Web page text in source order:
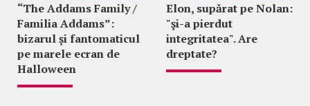
“The Addams Family /
Familia Addams”:
bizarul și fantomaticul
pe marele ecran de
Halloween
Elon, supărat pe Nolan:
"şi-a pierdut
integritatea". Are
dreptate?